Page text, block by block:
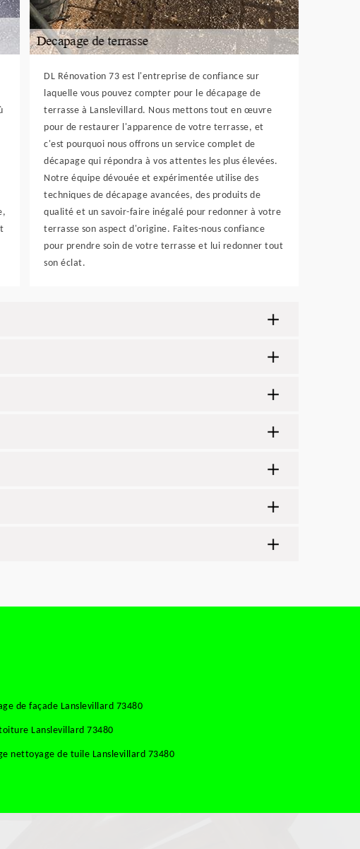
DL Rénovation 73 est l'entreprise de confiance sur
laquelle vous pouvez compter pour le décapage de
terrasse à Lanslevillard. Nous mettons tout en œuvre
pour de restaurer l'apparence de votre terrasse, et
c'est pourquoi nous offrons un service complet de
décapage qui répondra à vos attentes les plus élevées.
Notre équipe dévouée et expérimentée utilise des
techniques de décapage avancées, des produits de
qualité et un savoir-faire inégalé pour redonner à votre
terrasse son aspect d'origine. Faites-nous confiance
pour prendre soin de votre terrasse et lui redonner tout
son éclat.
de façade Lanslevillard 73480
Lanslevillard 73480
nettoyage de tuile Lanslevillard 73480